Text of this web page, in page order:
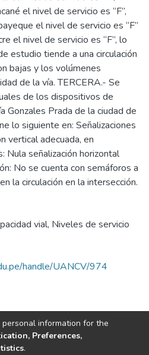
el nivel de servicio es “F”,
el nivel de servicio es “F”
el nivel de servicio es “F”, lo
estudio tiende a una circulación
bajas y los volúmenes
de la vía. TERCERA.- Se
de los dispositivos de
Gonzales Prada de la ciudad de
lo siguiente en: Señalizaciones
vertical adecuada, en
Nula señalización horizontal
No se cuenta con semáforos a
la circulación en la intersección.
vial, Niveles de servicio
handle/UANCV/974
information for the
Preferences,
.